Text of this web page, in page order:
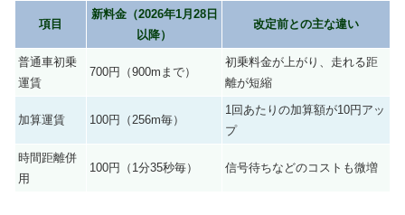
項目
新料金（2026年1月28日
以降）
改定前との主な違い
普通車初乗
運賃
700円（900mまで）
初乗料金が上がり、走れる距
離が短縮
加算運賃 100円（256m毎）
1回あたりの加算額が10円アッ
プ
時間距離併
用
100円（1分35秒毎） 信号待ちなどのコストも微増